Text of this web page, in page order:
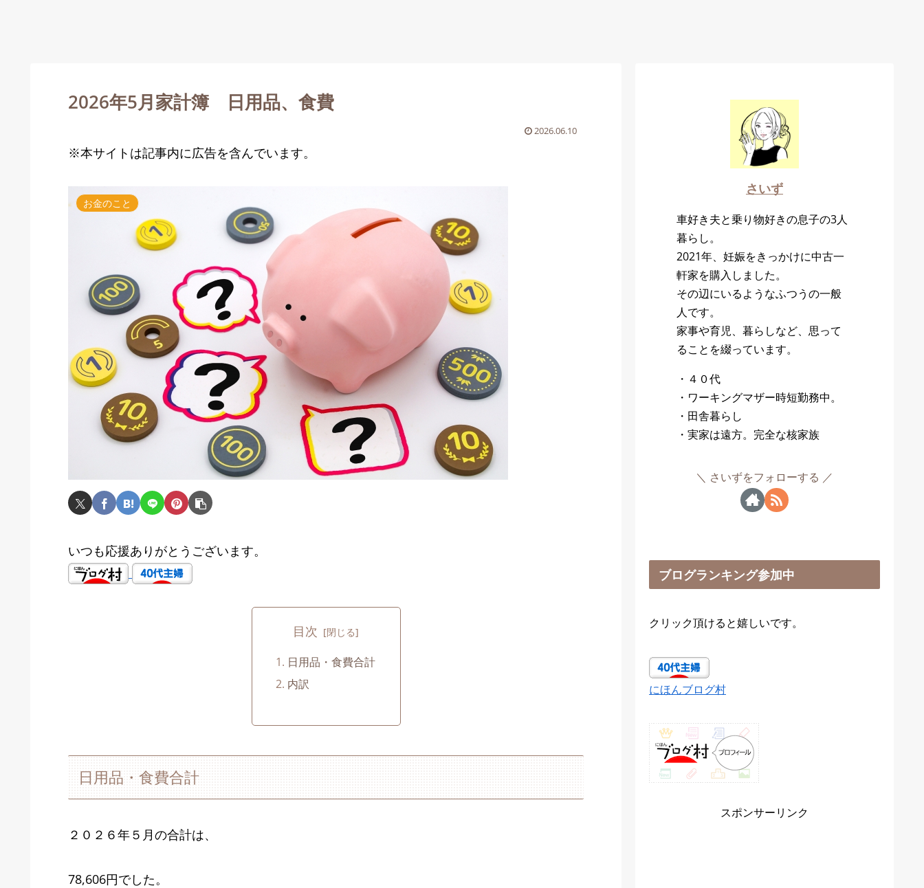
2026年5月家計簿 日用品、食費
2026.06.10
※本サイトは記事内に広告を含んでいます。
お金のこと
いつも応援ありがとうございます。
目次
日用品・食費合計
内訳
日用品・食費合計
２０２６年５月の合計は、
78,606円でした。
さいず
車好き夫と乗り物好きの息子の3人
暮らし。
2021年、妊娠をきっかけに中古一
軒家を購入しました。
その辺にいるようなふつうの一般
人です。
家事や育児、暮らしなど、思って
ることを綴っています。
・４０代
・ワーキングマザー時短勤務中。
・田舎暮らし
・実家は遠方。完全な核家族
さいずをフォローする
ブログランキング参加中
クリック頂けると嬉しいです。
にほんブログ村
スポンサーリンク